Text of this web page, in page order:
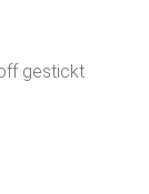
gestickt